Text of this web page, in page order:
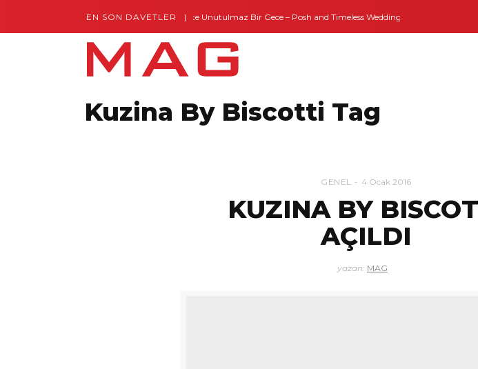
EN SON DAVETLERGaziantep’te Unutulmaz Bir Gece – Posh and Timeless Weddings
Kuzina By Biscotti Tag
GENEL 4 Ocak 2016
KUZINA BY
AÇILDI
yazan: MAG